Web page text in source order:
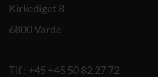
Kirkediget 8
6800 Varde
Tlf.: +45 +45 50 82 27 72